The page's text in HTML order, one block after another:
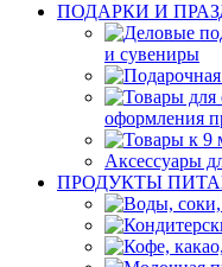
ПОДАРКИ И
и сувениры
оформления
Аксессуары
ПРОДУКТЫ